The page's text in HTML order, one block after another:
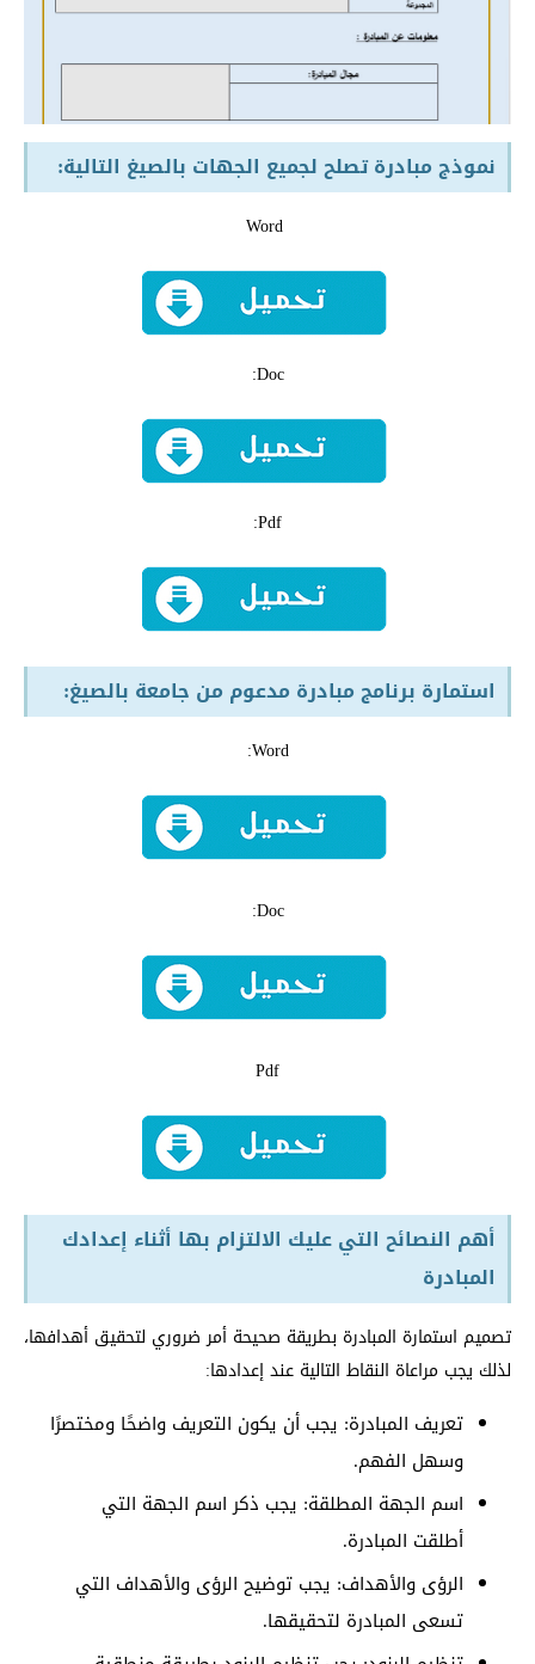
نموذج مبادرة تصلح لجميع الجهات بالصيغ التالية:
Doc:
Pdf:
استمارة برنامج مبادرة مدعوم من جامعة بالصيغ:
Word:
Doc:
Pdf
أهم النصائح التي عليك الالتزام بها أثناء إعدادك
المبادرة
تصميم استمارة المبادرة بطريقة صحيحة أمر ضروري لتحقيق أهدافها،
لذلك يجب مراعاة النقاط التالية عند إعدادها:
تعريف المبادرة: يجب أن يكون التعريف واضحًا ومختصرًا
وسهل الفهم.
اسم الجهة المطلقة: يجب ذكر اسم الجهة التي
أطلقت المبادرة.
الرؤى والأهداف: يجب توضيح الرؤى والأهداف التي
تسعى المبادرة لتحقيقها.